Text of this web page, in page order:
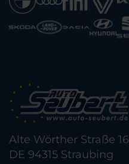
Alte Wörther Straße 16
DE 94315 Straubing